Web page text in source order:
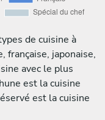
de cuisine à
française, japonaise,
avec le plus
est la cuisine
est la cuisine